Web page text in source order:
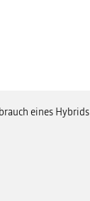
eines Hybrids